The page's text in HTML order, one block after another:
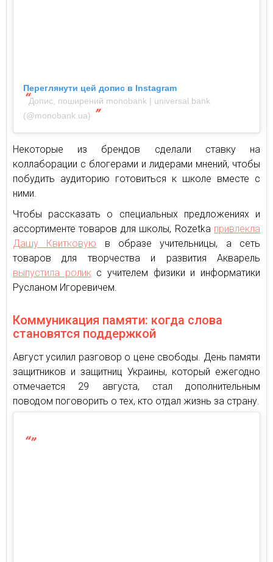
Переглянути цей допис в Instagram
Допис, поширений monobank | universal bank
(@monobank.ua)
Некоторые из брендов сделали ставку на
коллаборации с блогерами и лидерами мнений, чтобы
побудить аудиторию готовиться к школе вместе с
ними.
Чтобы рассказать о специальных предложениях и
ассортименте товаров для школы, Rozetka привлекла
Дашу Квитковую в образе учительницы, а сеть
товаров для творчества и развития Акварель
выпустила роликс учителем физики и информатики
Русланом Игоревичем.
Коммуникация памяти: когда слова
становятся поддержкой
Август усилил разговор о цене свободы. День памяти
защитников и защитниц Украины, который ежегодно
отмечается 29 августа, стал дополнительным
поводом поговорить о тех, кто отдал жизнь за страну.